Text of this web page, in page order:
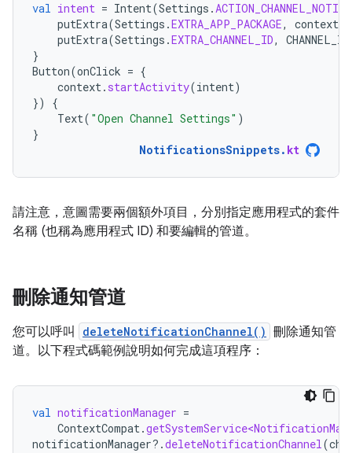
val intent = Intent(Settings .
putExtra(Settings .EXTRA_APP_PACKAGE, context
putExtra(Settings .EXTRA_CHANNEL_ID, CHANNEL_ID
}
Button(onClick = {
context. startActivity(intent)
})
{
Text( "Open Channel Settings" )
}
NotificationsSnippets. kt
請注意，意圖需要兩個額外項目，分別指定應用程式的套件
名稱 (也稱為應用程式 ID) 和要編輯的管道。
刪除通知管道
您可以呼叫 deleteNotificationChannel() 刪除通知管
道。以下程式碼範例說明如何完成這項程序：
val notificationManager =
ContextCompat.
notificationManager?.deleteNotificationChannel(